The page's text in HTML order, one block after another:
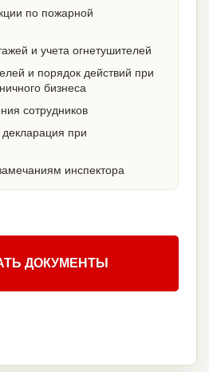
по пожарной
и учета огнетушителей
и порядок действий при
бизнеса
сотрудников
при
инспектора
ДОКУМЕНТЫ